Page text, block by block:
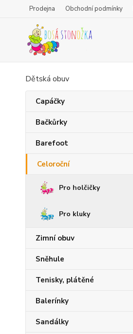
Prodejna Obchodní podmínky
Dětská obuv
Capáčky
Bačkůrky
Barefoot
Celoroční
Pro holčičky
Pro kluky
Zimní obuv
Sněhule
Tenisky, plátěné
Balerínky
Sandálky